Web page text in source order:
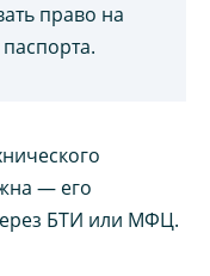
право на
— его
БТИ или МФЦ.